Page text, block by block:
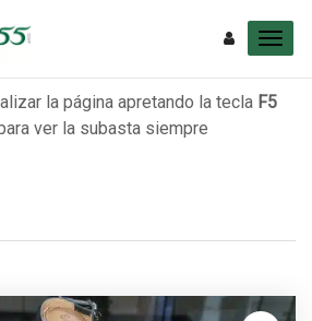
la página apretando la tecla F5
ver la subasta siempre